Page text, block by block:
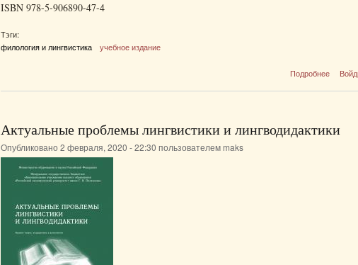
ISBN 978-5-906890-47-4
Тэги:
филология и лингвистика
учебное издание
Подробнее
Актуальные проблемы лингвистики и лингводидактики
Опубликовано 2 февраля, 2020 - 22:30 пользователем maks